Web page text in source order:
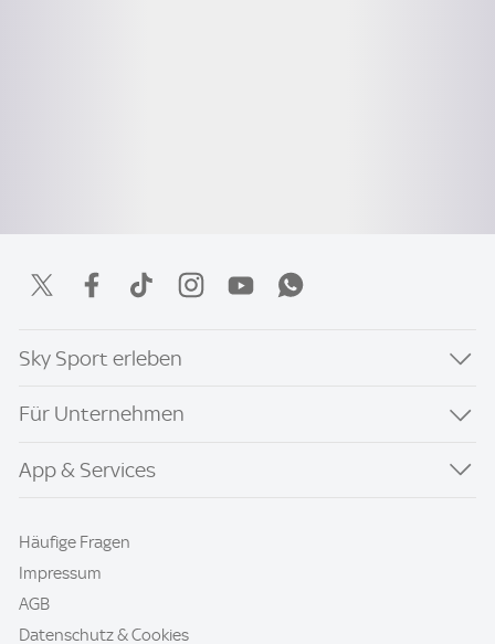
Sky Sport erleben
Für Unternehmen
App & Services
Häufige Fragen
Impressum
AGB
Datenschutz & Cookies